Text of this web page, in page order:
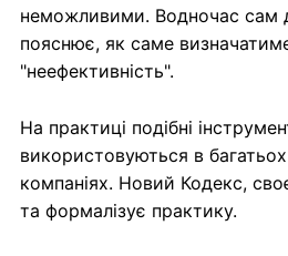
неможливими. Водночас сам
пояснює, як саме
"неефективність".
На практиці подібні
використовуються в
компаніях. Новий Кодекс,
та формалізує практику.